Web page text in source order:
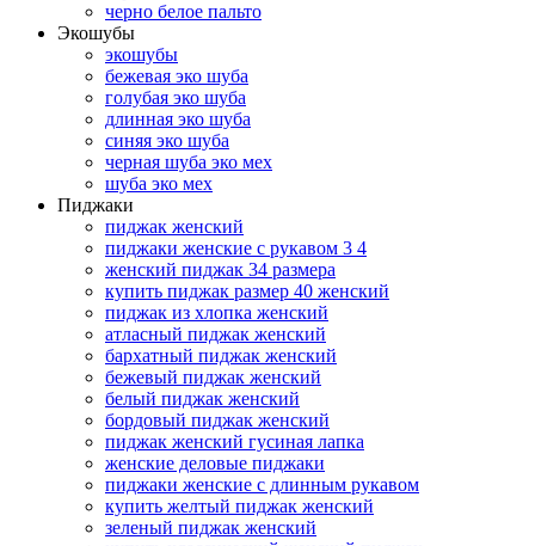
черно белое пальто
Экошубы
экошубы
бежевая эко шуба
голубая эко шуба
длинная эко шуба
синяя эко шуба
черная шуба эко мех
шуба эко мех
Пиджаки
пиджак женский
пиджаки женские с рукавом 3 4
женский пиджак 34 размера
купить пиджак размер 40 женский
пиджак из хлопка женский
атласный пиджак женский
бархатный пиджак женский
бежевый пиджак женский
белый пиджак женский
бордовый пиджак женский
пиджак женский гусиная лапка
женские деловые пиджаки
пиджаки женские с длинным рукавом
купить желтый пиджак женский
зеленый пиджак женский